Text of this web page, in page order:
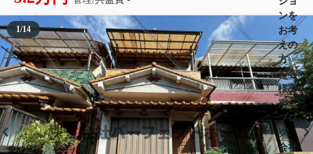
ンを
お考
えの
方
お客
様の
声
ブロ
グ
会社
1/14